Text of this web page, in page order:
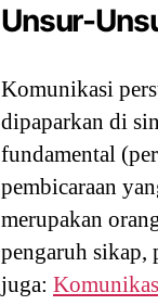
Unsur-
Komunikasi
dipaparkan di
fundamental
pembicaraan
merupakan
pengaruh sikap,
juga: